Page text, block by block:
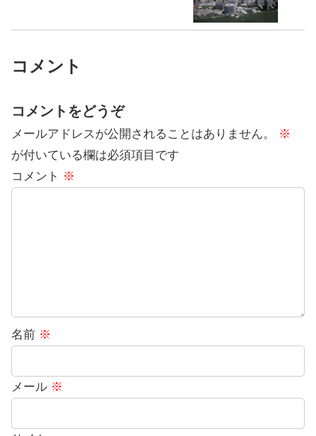
コメント
コメントをどうぞ
メールアドレスが公開されることはありません。
※
が付いている欄は必須項目です
コメント ※
名前 ※
メール ※